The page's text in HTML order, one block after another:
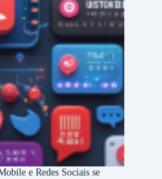
e Redes Sociais se